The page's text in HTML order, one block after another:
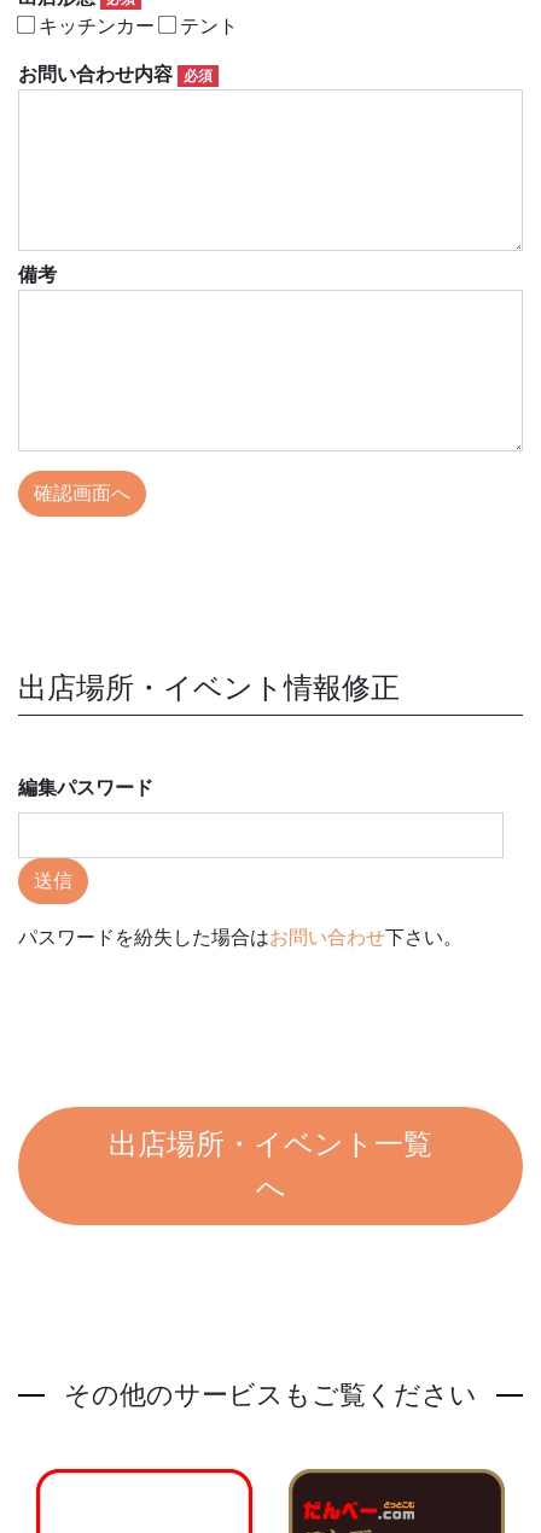
キッチンカー テント
お問い合わせ内容 必須
備考
出店場所・イベント情報修正
編集パスワード
送信
パスワードを紛失した場合はお問い合わせ下さい。
出店場所・イベント一覧
へ
その他のサービスもご覧ください